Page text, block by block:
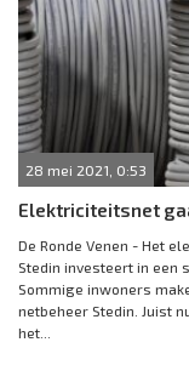
28 mei 2021, 0:53
Elektriciteitsnet
De Ronde Venen - Het
Stedin investeert in een
Sommige inwoners
netbeheer Stedin. Juist
het...